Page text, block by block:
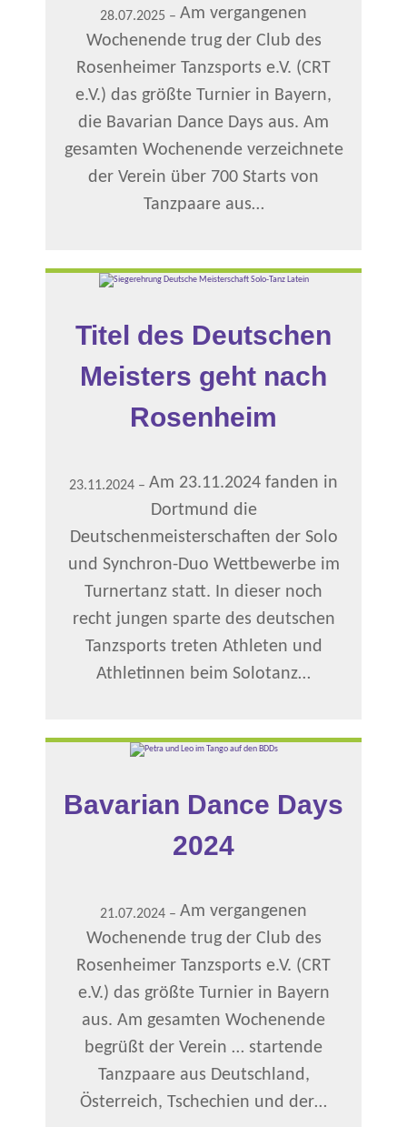
28.07.2025 – Am vergangenen
Wochenende trug der Club des
Rosenheimer Tanzsports e.V. (CRT
e.V.) das größte Turnier in Bayern,
die Bavarian Dance Days aus. Am
gesamten Wochenende verzeichnete
der Verein über 700 Starts von
Tanzpaare aus…
Titel des Deutschen
Meisters geht nach
Rosenheim
23.11.2024 – Am 23.11.2024 fanden in
Dortmund die
Deutschenmeisterschaften der Solo
und Synchron-Duo Wettbewerbe im
Turnertanz statt. In dieser noch
recht jungen sparte des deutschen
Tanzsports treten Athleten und
Athletinnen beim Solotanz…
Bavarian Dance Days
2024
21.07.2024 – Am vergangenen
Wochenende trug der Club des
Rosenheimer Tanzsports e.V. (CRT
e.V.) das größte Turnier in Bayern
aus. Am gesamten Wochenende
begrüßt der Verein … startende
Tanzpaare aus Deutschland,
Österreich, Tschechien und der…